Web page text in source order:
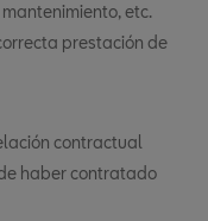
etc.
prestación de
contractual
haber contratado